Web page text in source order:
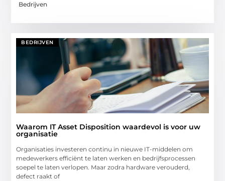
Bedrijven
BEDRIJVEN
Waarom IT Asset Disposition waardevol is voor uw
organisatie
Organisaties investeren continu in nieuwe IT-middelen om
medewerkers efficiënt te laten werken en bedrijfsprocessen
soepel te laten verlopen. Maar zodra hardware verouderd,
defect raakt of